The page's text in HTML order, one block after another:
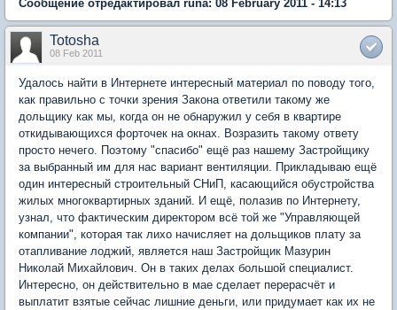
Сообщение отредактировал runa: 08 February 2011 - 14:13
Totosha
08 Feb 2011
Удалось найти в Интернете интересный материал по поводу того,
как правильно с точки зрения Закона ответили такому же
дольщику как мы, когда он не обнаружил у себя в квартире
откидывающихся форточек на окнах. Возразить такому ответу
просто нечего. Поэтому "спасибо" ещё раз нашему Застройщику
за выбранный им для нас вариант вентиляции. Прикладываю ещё
один интересный строительный СНиП, касающийся обустройства
жилых многоквартирных зданий. И ещё, полазив по Интернету,
узнал, что фактическим директором всё той же "Управляющей
компании", которая так лихо начисляет на дольщиков плату за
отапливание лоджий, является наш Застройщик Мазурин
Николай Михайлович. Он в таких делах большой специалист.
Интересно, он действительно в мае сделает перерасчёт и
выплатит взятые сейчас лишние деньги, или придумает как их не